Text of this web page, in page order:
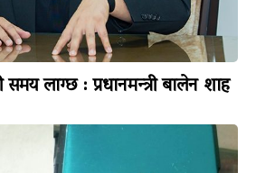
लाग्छ : प्रधानमन्त्री बालेन शाह